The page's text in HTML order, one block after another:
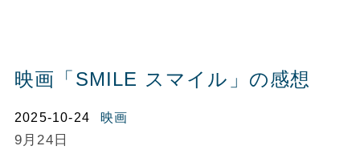
映画「SMILE スマイル」の感想
2025-10-24 映画
9月24日